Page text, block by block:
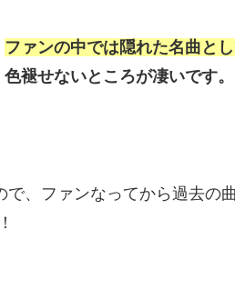
ファンの中では隠れた名曲と
褪せないところが凄いです。
、ファンなってから過去の